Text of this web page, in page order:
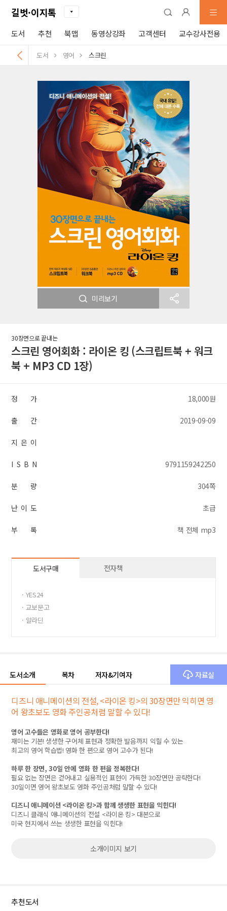
길벗·이지톡
도서 추천 북맵 동영상강좌 고객센터 교수강사전용
도서 영어 스크린
미리보기
30장면으로 끝내는
스크린 영어회화 : 라이온 킹 (스크립트북 + 워크
북 + MP3 CD 1장)
정 가 18,000원
출 간 2019-09-09
지 은 이
I S B N 9791159242250
분 량 304쪽
난 이 도 초급
부 록 책 전체 mp3
도서구매 전자책
· YES24
· 교보문고
· 알라딘
도서소개 목차 저자&기여자 자료실
디즈니 애니메이션의 전설, <라이온 킹>의 30장면만 익히면 영
어 왕초보도 영화 주인공처럼 말할 수 있다!
영어 고수들은 영화로 영어 공부한다!
재미는 기본! 생생한 구어체 표현과 정확한 발음까지 익힐 수 있는
최고의 영어 학습법! 영화 한 편으로 영어 고수가 된다!
하루 한 장면, 30일 안에 영화 한 편을 정복한다!
필요 없는 장면은 걷어내고 실용적인 표현이 가득한30장면만 공략한다!
30일이면 영어 왕초보도 영화 주인공처럼 말할 수 있다!
디즈니 애니메이션 <라이온 킹>과 함께 생생한 표현을 익힌다!
디즈니 클래식 애니메이션의 전설 <라이온 킹> 대본으로
미국 현지에서 쓰는 생생한 표현을 익힌다!
소개이미지 보기
추천도서